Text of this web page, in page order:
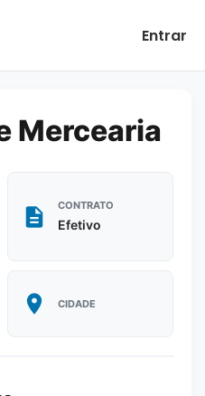
Entrar
Mercearia
CONTRATO
Efetivo
CIDADE